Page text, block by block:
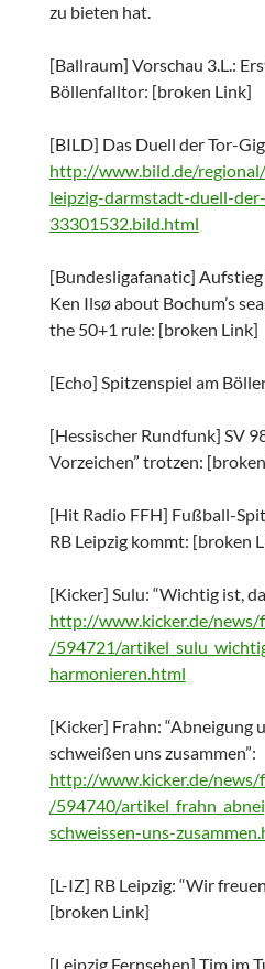
zu bieten hat.
[Ballraum] Vorschau 3.L.:
Böllenfalltor: [broken Link]
[BILD] Das Duell der Tor-
http://www.bild.de/
leipzig-darmstadt-duell-
33301532.bild.html
[Bundesligafanatic] Aufstieg
Ken Ilsø about Bochum’s
the 50+1 rule: [broken Link]
[Echo] Spitzenspiel am
[Hessischer Rundfunk] SV
Vorzeichen” trotzen:
[Hit Radio FFH] Fußball-
RB Leipzig kommt: [broken
[Kicker] Sulu: “Wichtig ist,
http://www.kicker.de/
/594721/
harmonieren.html
[Kicker] Frahn: “Abneigung
schweißen uns zusammen”:
http://www.kicker.de/
/594740/
schweissen-uns-
[L-IZ] RB Leipzig: “Wir
[broken Link]
[Leipzig Fernsehen] Tim im